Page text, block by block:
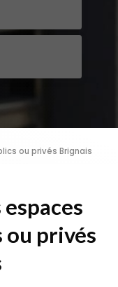
ou privés Brignais
privés